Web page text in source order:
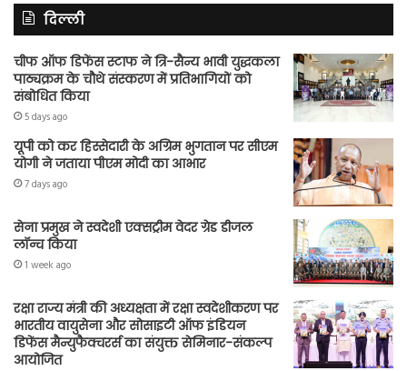
दिल्ली
चीफ ऑफ डिफेंस स्टाफ ने त्रि-सैन्य भावी युद्धकला
पाठ्यक्रम के चौथे संस्करण में प्रतिभागियों को
संबोधित किया
5 days ago
यूपी को कर हिस्सेदारी के अग्रिम भुगतान पर सीएम
योगी ने जताया पीएम मोदी का आभार
7 days ago
सेना प्रमुख ने स्वदेशी एक्सट्रीम वेदर ग्रेड डीजल
लॉन्च किया
1 week ago
रक्षा राज्य मंत्री की अध्यक्षता में रक्षा स्वदेशीकरण पर
भारतीय वायुसेना और सोसाइटी ऑफ इंडियन
डिफेंस मैन्युफैक्चरर्स का संयुक्त सेमिनार-संकल्प
आयोजित